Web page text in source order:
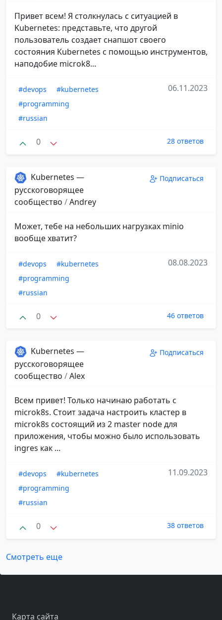
Привет всем! Я столкнулась с ситуацией в
Kubernetes: представьте, что другой
пользователь создает снапшот своего
состояния Kubernetes с помощью инструментов,
наподобие microk8...
#devops
#kubernetes
#programming
#russian
06.11.2023
0 28 ответов
Kubernetes —
русскоговорящее
сообщество /Andrey
Подписаться
Может, тебе на небольших нагрузках minio
вообще хватит?
#devops
#kubernetes
#programming
#russian
08.08.2023
0 46 ответов
Kubernetes —
русскоговорящее
сообщество /Alex
Подписаться
Всем привет! Только начинаю работать с
microk8s. Стоит задача настроить кластер в
microk8s состоящий из 2 master node для
приложения, чтобы можно было использовать
ingres как ...
#devops
#kubernetes
#programming
#russian
11.09.2023
0 38 ответов
Смотреть еще
Карта сайта